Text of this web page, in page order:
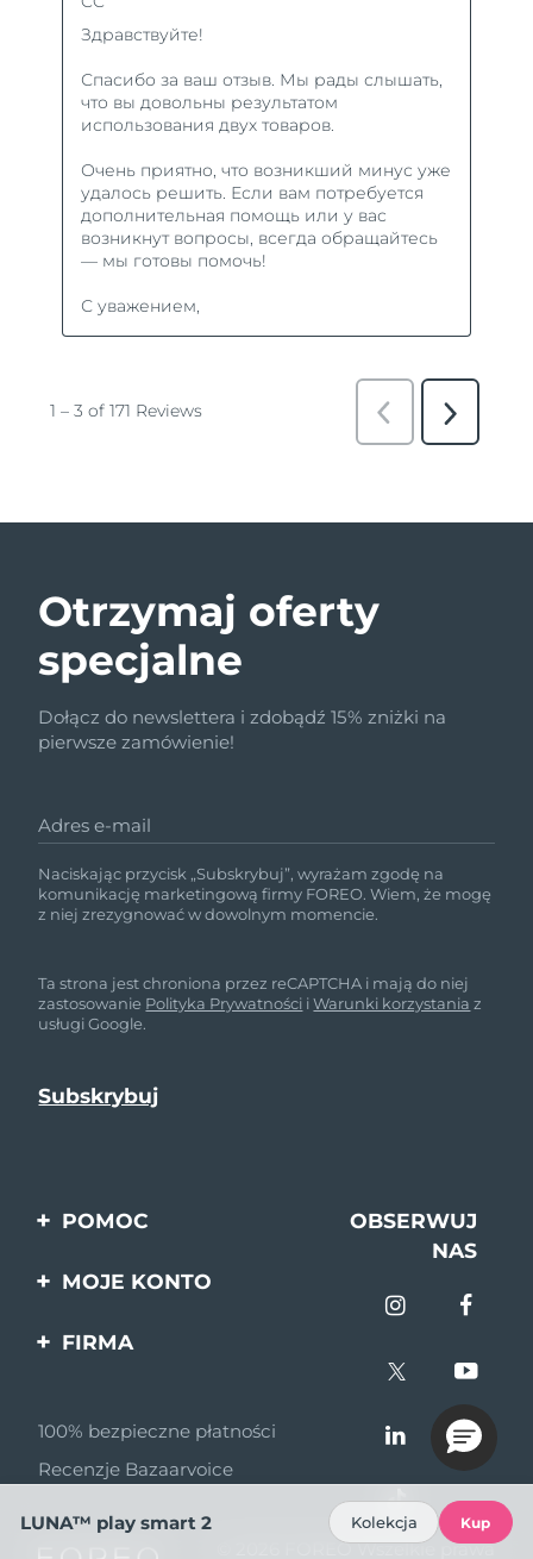
Otrzymaj oferty
specjalne
Dołącz do newslettera i zdobądź 15% zniżki na
pierwsze zamówienie!
Adres e-mail
Naciskając przycisk „Subskrybuj”, wyrażam zgodę na
komunikację marketingową firmy FOREO. Wiem, że mogę
z niej zrezygnować w dowolnym momencie.
Ta strona jest chroniona przez reCAPTCHA i mają do niej
zastosowanie Polityka Prywatności iWarunki korzystania z
usługi Google.
POMOC
Kontakt
OBSERWUJ
NAS
MOJE KONTO
FIRMA
Program partnerski
Wiadomości
100% bezpieczne płatności
Recenzje Bazaarvoice
© 2026 FOREO Wszelkie prawa
LUNA™ play smart 2 Kolekcja Kup